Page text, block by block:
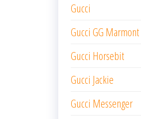
Gucci
Gucci GG Marmont
Gucci Horsebit
Gucci Jackie
Gucci Messenger